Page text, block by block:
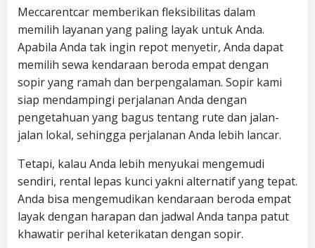
Meccarentcar memberikan fleksibilitas dalam
memilih layanan yang paling layak untuk Anda.
Apabila Anda tak ingin repot menyetir, Anda dapat
memilih sewa kendaraan beroda empat dengan
sopir yang ramah dan berpengalaman. Sopir kami
siap mendampingi perjalanan Anda dengan
pengetahuan yang bagus tentang rute dan jalan-
jalan lokal, sehingga perjalanan Anda lebih lancar.
Tetapi, kalau Anda lebih menyukai mengemudi
sendiri, rental lepas kunci yakni alternatif yang tepat.
Anda bisa mengemudikan kendaraan beroda empat
layak dengan harapan dan jadwal Anda tanpa patut
khawatir perihal keterikatan dengan sopir.